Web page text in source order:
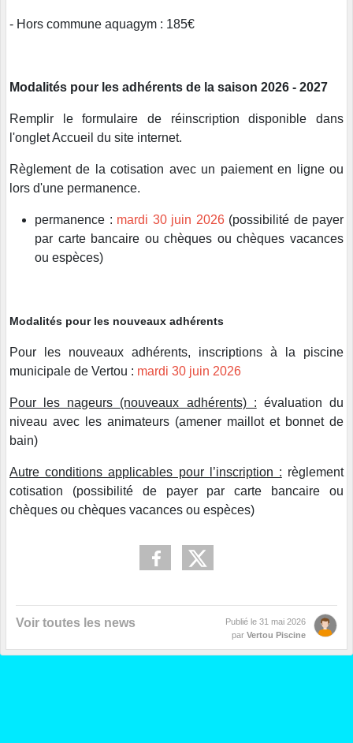
- Hors commune aquagym : 185€
Modalités pour les adhérents de la saison 2026 - 2027
Remplir le formulaire de réinscription disponible dans
l'onglet Accueil du site internet.
Règlement de la cotisation avec un paiement en ligne ou
lors d'une permanence.
permanence : mardi 30 juin 2026(possibilité de payer
par carte bancaire ou chèques ou chèques vacances
ou espèces)
Modalités pour les nouveaux adhérents
Pour les nouveaux adhérents, inscriptions à la piscine
municipale de Vertou : mardi 30 juin 2026
Pour les nageurs (nouveaux adhérents) : évaluation du
niveau avec les animateurs (amener maillot et bonnet de
bain)
Autre conditions applicables pour l’inscription : règlement
cotisation (possibilité de payer par carte bancaire ou
chèques ou chèques vacances ou espèces)
Voir toutes les news Publié le 31 mai 2026
par Vertou Piscine